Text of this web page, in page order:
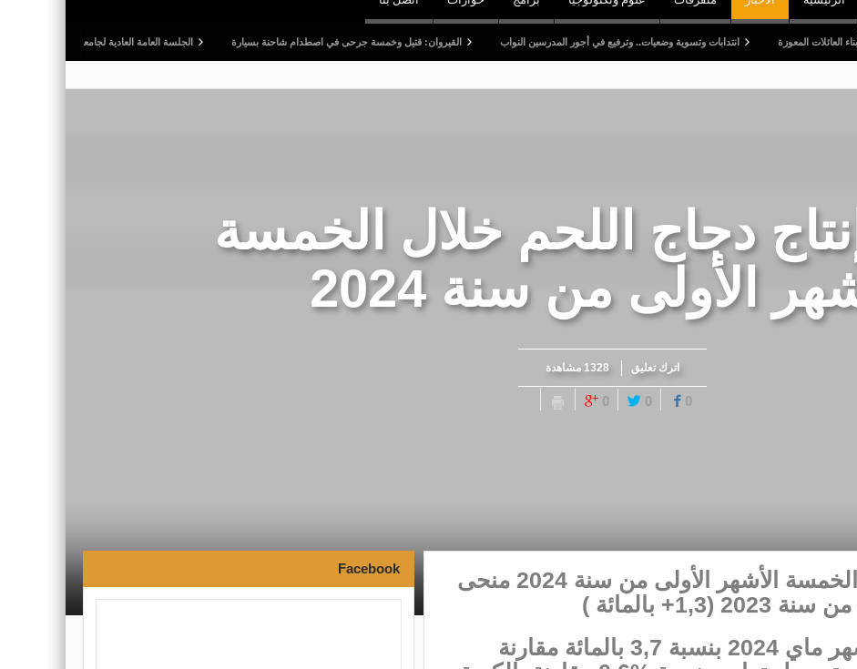
انتدابات وتسوية وضعيات.. وترفيع في أجور المدرسين النواب القيروان: قتيل وخمسة جرحى في اصطدام شاحنة بسيارة الجلسة العامة العادية لجامعة كرة القدم: المصادقة على التقريرين
دجاج اللحم خلال الخمسة
الأولى من سنة 2024
اترك تعليق 1328 مشاهدة
0
0
0
عرف انتاج دجاج اللحم خلال الخمسة الأشهر الأولى من سنة 2024 منحى
بالمائة )
كما تم تسجيل ارتفاع خلال شهر ماي 2024 بنسبة 3,7 بالمائة مقارنة
Facebook